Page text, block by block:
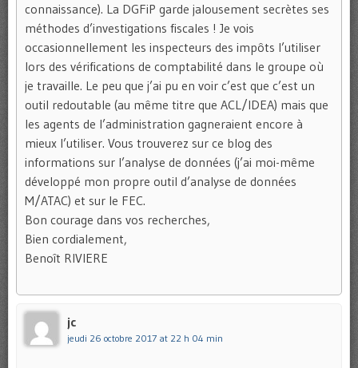
connaissance). La DGFiP garde jalousement secrètes ses
méthodes d’investigations fiscales ! Je vois
occasionnellement les inspecteurs des impôts l’utiliser
lors des vérifications de comptabilité dans le groupe où
je travaille. Le peu que j’ai pu en voir c’est que c’est un
outil redoutable (au même titre que ACL/IDEA) mais que
les agents de l’administration gagneraient encore à
mieux l’utiliser. Vous trouverez sur ce blog des
informations sur l’analyse de données (j’ai moi-même
développé mon propre outil d’analyse de données
M/ATAC) et sur le FEC.
Bon courage dans vos recherches,
Bien cordialement,
Benoît RIVIERE
jc
jeudi 26 octobre 2017 at 22 h 04 min